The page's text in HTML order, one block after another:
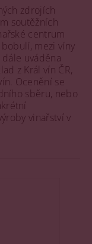
zdrojích
soutěžních
centrum
mezi víny
uváděna
z Král vín ČR,
Ocenění se
sběru, nebo
vinařství v